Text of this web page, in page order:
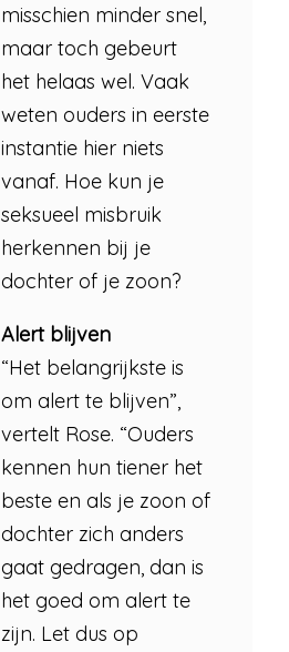
misschien minder snel,
maar toch gebeurt
het helaas wel. Vaak
weten ouders in eerste
instantie hier niets
vanaf. Hoe kun je
seksueel misbruik
herkennen bij je
dochter of je zoon?
Alert blijven
“Het belangrijkste is
om alert te blijven”,
vertelt Rose. “Ouders
kennen hun tiener het
beste en als je zoon of
dochter zich anders
gaat gedragen, dan is
het goed om alert te
zijn. Let dus op